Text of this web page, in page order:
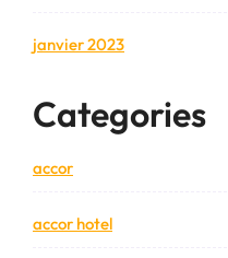
janvier 2023
Categories
accor
accor hotel